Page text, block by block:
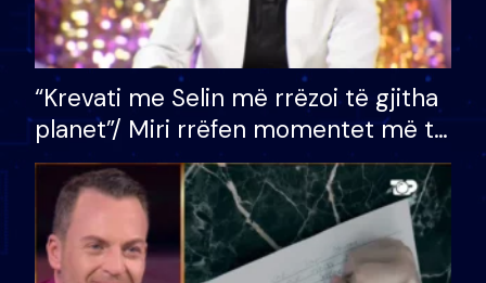
“Krevati me Selin më rrëzoi të gjitha
planet”/ Miri rrëfen momentet më të
bukura në shtëpinë e BB VIP: Do më
mungojë zilja e mëngjesit kur…